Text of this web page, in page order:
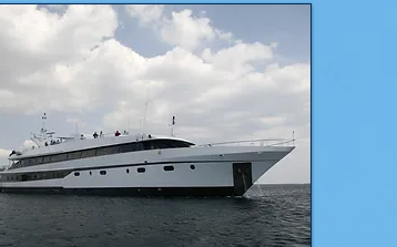
kleine Kreuzfahrtschiffe